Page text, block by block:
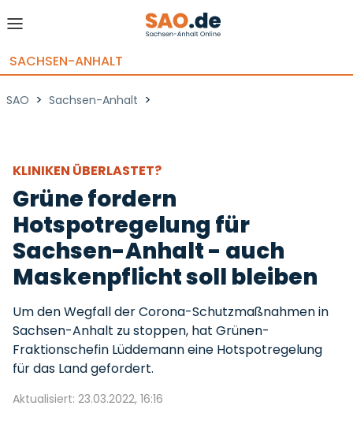
SACHSEN-ANHALT
SAO > Sachsen-Anhalt >
KLINIKEN ÜBERLASTET?
Grüne fordern
Hotspotregelung für
Sachsen-Anhalt - auch
Maskenpflicht soll bleiben
Um den Wegfall der Corona-Schutzmaßnahmen in
Sachsen-Anhalt zu stoppen, hat Grünen-
Fraktionschefin Lüddemann eine Hotspotregelung
für das Land gefordert.
Aktualisiert: 23.03.2022, 16:16